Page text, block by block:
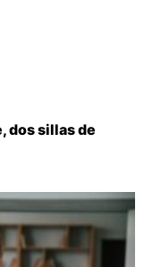
dos sillas de